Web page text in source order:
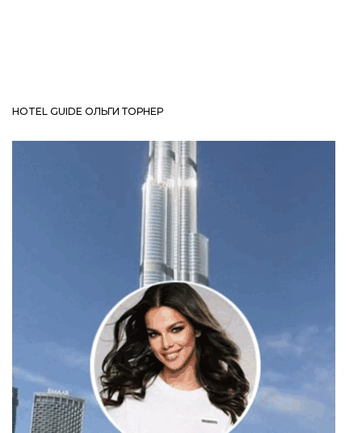
HOTEL GUIDE ОЛЬГИ ТОРНЕР